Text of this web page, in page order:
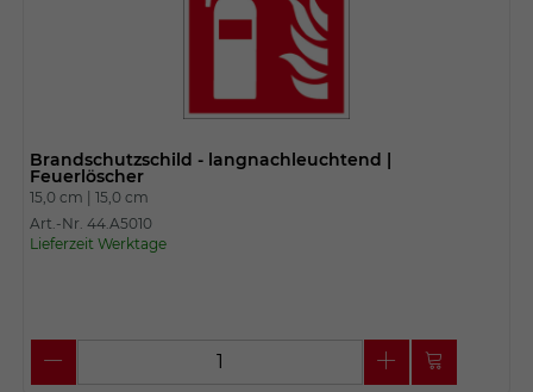
Brandschutzschild - langnachleuchtend |
Feuerlöscher
15,0 cm | 15,0 cm
Art.-Nr. 44.A5010
Lieferzeit Werktage